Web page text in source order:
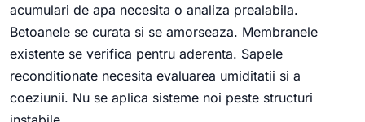
acumulari de apa necesita o analiza prealabila.
Betoanele se curata si se amorseaza. Membranele
existente se verifica pentru aderenta. Sapele
reconditionate necesita evaluarea umiditatii si a
coeziunii. Nu se aplica sisteme noi peste structuri